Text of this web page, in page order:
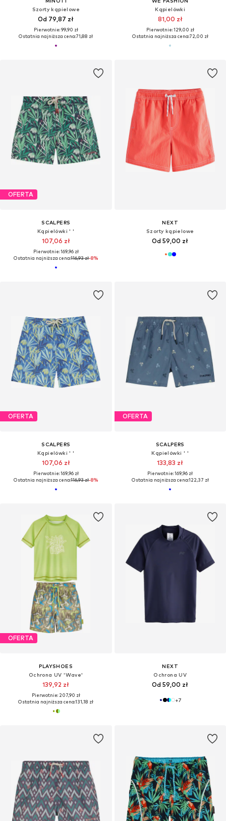
Szorty kąpielowe
Od 79,87 zł
Pierwotnie: 99,90 zł
Ostatnia najniższa cena:71,88 zł
Kąpielówki
81,00 zł
Pierwotnie: 129,00 zł
Ostatnia najniższa cena:72,00 zł
OFERTA
SCALPERS
Kąpielówki ' '
107,06 zł
Pierwotnie: 169,96 zł
Ostatnia najniższa cena:116,93 zł-8%
NEXT
Szorty kąpielowe
Od 59,00 zł
OFERTA
SCALPERS
Kąpielówki ' '
107,06 zł
Pierwotnie: 169,96 zł
Ostatnia najniższa cena:116,93 zł-8%
OFERTA
SCALPERS
Kąpielówki ' '
133,83 zł
Pierwotnie: 169,96 zł
Ostatnia najniższa cena:122,37 zł
OFERTA
PLAYSHOES
Ochrona UV 'Wave'
139,92 zł
Pierwotnie: 207,90 zł
Ostatnia najniższa cena:131,18 zł
NEXT
Ochrona UV
Od 59,00 zł
+7